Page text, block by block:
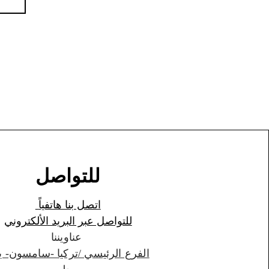
للتواصل
اتصل بنا هاتفياً
للتواصل عبر البريد الألكتروني
الفرع الرئيسي /تركيا -سامسون-